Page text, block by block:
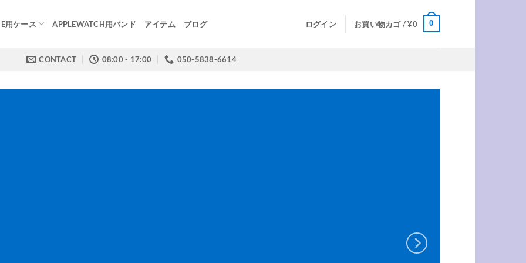
用ケース APPLEWATCH用バンド アイテム ブログ ログイン お買い物カゴ /¥0 0
CONTACT 08:00 - 17:00 050-5838-6614